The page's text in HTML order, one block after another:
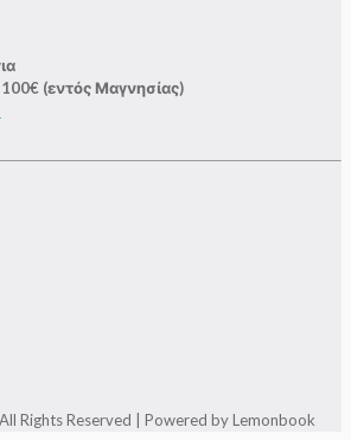
(εντός Μαγνησίας)
Rights Reserved | Powered by Lemonbook